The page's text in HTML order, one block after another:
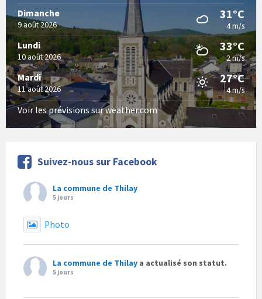
Dimanche
9 août 2026
31°C
4 m/s
Lundi
10 août 2026
33°C
2 m/s
Mardi
11 août 2026
27°C
4 m/s
Voir les prévisions sur weather.com
Suivez-nous sur Facebook
La commune de Thilay
5 jours
Photo
La commune de Thilay a actualisé son statut.
5 jours